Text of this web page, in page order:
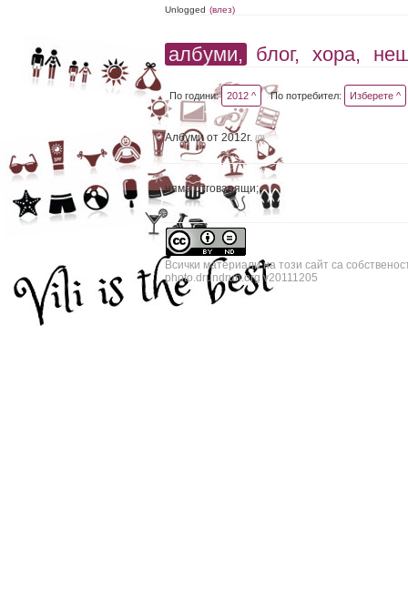
Unlogged (влез)
албуми, блог, хора,
По години: 2012 ^ По потребител: Изберете ^
Албуми от 2012г. (0)
няма отговарящи;
Всички материали на този сайт са
photo.drundrun.org v20111205